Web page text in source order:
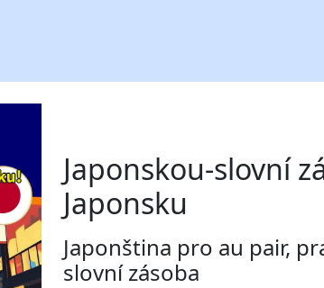
Japonskou-slovní
Japonsku
Japonština pro au pair,
slovní zásoba